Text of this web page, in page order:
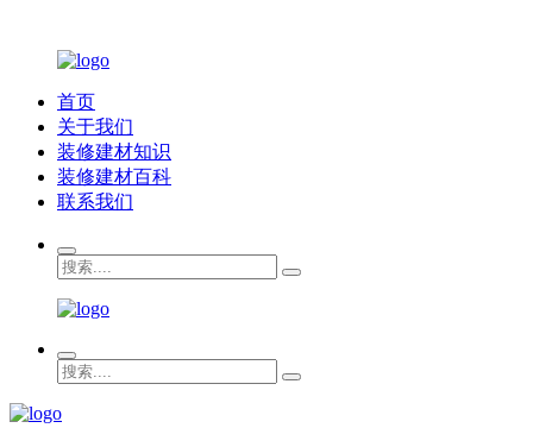
首页
关于我们
装修建材知识
装修建材百科
联系我们